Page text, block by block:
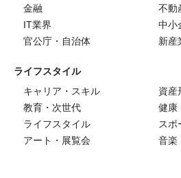
金融
不動
IT業界
中小
官公庁・自治体
新産
ライフスタイル
キャリア・スキル
資産
教育・次世代
健康
ライフスタイル
スポ
アート・展覧会
音楽